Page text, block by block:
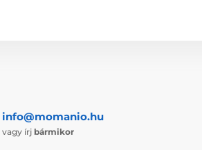
info@momanio.hu
vagy írj bármikor